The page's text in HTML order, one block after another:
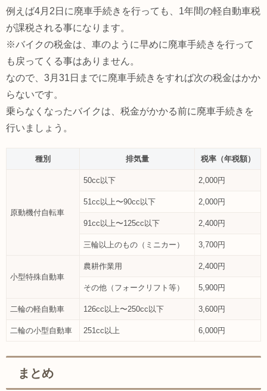
例えば4月2日に廃車手続きを行っても、1年間の軽自動車税
が課税される事になります。
※バイクの税金は、車のように早めに廃車手続きを行って
も戻ってくる事はありません。
なので、3月31日までに廃車手続きをすれば次の税金はかか
らないです。
乗らなくなったバイクは、税金がかかる前に廃車手続きを
行いましょう。
種別 排気量 税率（年税額）
原動機付自転車
50cc以下 2,000円
51cc以上〜90cc以下 2,000円
91cc以上〜125cc以下 2,400円
三輪以上のもの（ミニカー） 3,700円
小型特殊自動車
農耕作業用 2,400円
その他（フォークリフト等） 5,900円
二輪の軽自動車 126cc以上〜250cc以下 3,600円
二輪の小型自動車 251cc以上 6,000円
まとめ